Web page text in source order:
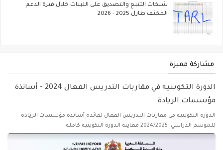
شبكات التتبع والتصديق على اللبنات خلال فترة الدعم
المكثف طارل 2025 - 2026
مشاركة مميزة
الدورة التكوينية في مقاربات التدريس الفعال 2024 - أساتذة
مؤسسات الريادة
الدورة التكوينية في مقاربات التدريس الفعال لفائدة أساتذة مؤسسات الريادة
للموسم الدراسي 2024/2025 معاينة الدورة التكوينية كاملة